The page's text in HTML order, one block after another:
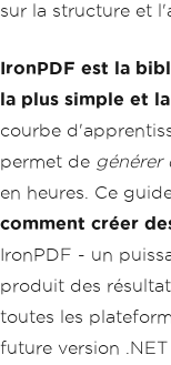
sur la structure et
IronPDF est la
la plus simple et
courbe
permet de générer
en heures. Ce
comment créer
IronPDF - un
produit des
toutes les
future version